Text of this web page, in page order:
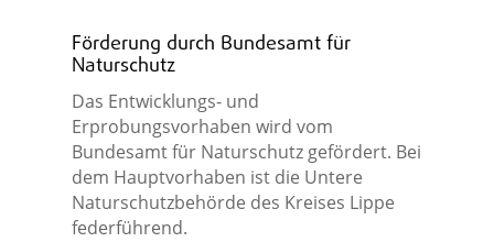
Förderung durch Bundesamt für
Naturschutz
Das Entwicklungs- und
Erprobungsvorhaben wird vom
Bundesamt für Naturschutz gefördert. Bei
dem Hauptvorhaben ist die Untere
Naturschutzbehörde des Kreises Lippe
federführend.